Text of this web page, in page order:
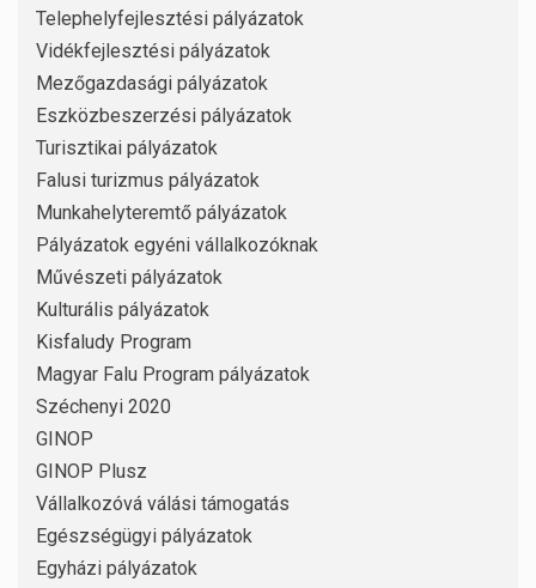
Telephelyfejlesztési pályázatok
Vidékfejlesztési pályázatok
Mezőgazdasági pályázatok
Eszközbeszerzési pályázatok
Turisztikai pályázatok
Falusi turizmus pályázatok
Munkahelyteremtő pályázatok
Pályázatok egyéni vállalkozóknak
Művészeti pályázatok
Kulturális pályázatok
Kisfaludy Program
Magyar Falu Program pályázatok
Széchenyi 2020
GINOP
GINOP Plusz
Vállalkozóvá válási támogatás
Egészségügyi pályázatok
Egyházi pályázatok